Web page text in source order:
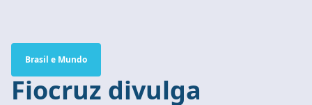
Brasil e Mundo
Fiocruz divulga